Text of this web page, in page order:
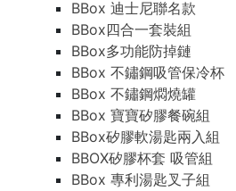
BBox 迪士尼聯名款
BBox四合一套裝組
BBox多功能防掉鏈
BBox 不鏽鋼吸管保冷杯
BBox 不鏽鋼燜燒罐
BBox 寶寶矽膠餐碗組
BBox矽膠軟湯匙兩入組
BBOX矽膠杯套 吸管組
BBox 專利湯匙叉子組